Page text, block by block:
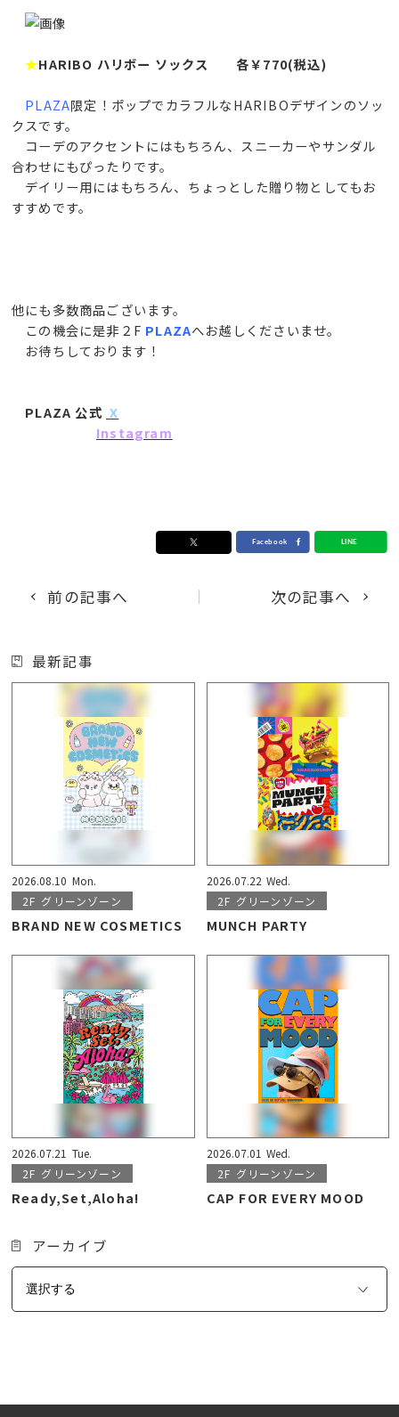
★HARIBO ハリボー ソックス 各￥770(税込)
PLAZA限定！ポップでカラフルなHARIBOデザインのソッ
クスです。
コーデのアクセントにはもちろん、スニーカーやサンダル
合わせにもぴったりです。
デイリー用にはもちろん、ちょっとした贈り物としてもお
すすめです。
他にも多数商品ございます。
この機会に是非２F PLAZAへお越しくださいませ。
お待ちしております！
PLAZA 公式 X
Instagram
前の記事へ 次の記事へ
最新記事
2026.08.10 Mon.
2F グリーンゾーン
BRAND NEW COSMETICS
2026.07.22 Wed.
2F グリーンゾーン
MUNCH PARTY
2026.07.21 Tue.
2F グリーンゾーン
Ready,Set,Aloha!
2026.07.01 Wed.
2F グリーンゾーン
CAP FOR EVERY MOOD
アーカイブ